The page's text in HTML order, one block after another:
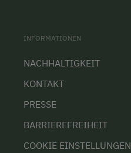
INFORMATIONEN
NACHHALTIGKEIT
KONTAKT
PRESSE
BARRIEREFREIHEIT
COOKIE EINSTELLUNGEN